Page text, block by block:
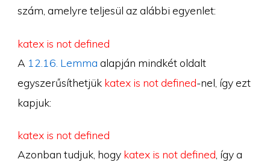
szám, amelyre teljesül az alábbi egyenlet:
katex is not defined
A 12.16. Lemma alapján mindkét oldalt
egyszerűsíthetjük katex is not defined-nel, így ezt
kapjuk:
katex is not defined
Azonban tudjuk, hogy katex is not defined , így a